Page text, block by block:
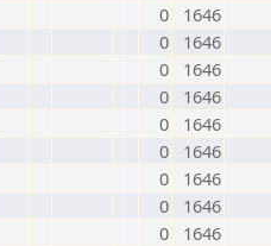
0
1646
0
1646
0
1646
0
1646
0
1646
0
1646
0
1646
0
1646
0
1646